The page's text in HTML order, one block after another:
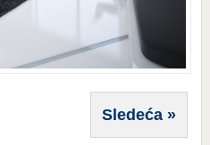
Sledeća »